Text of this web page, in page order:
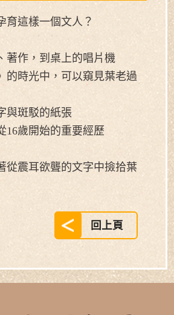
育這樣一個文人？
著作，到桌上的唱片機
的時光中，可以窺見葉老過
與斑駁的紙張
16歲開始的重要經歷
從震耳欲聾的文字中撿拾葉
回上頁